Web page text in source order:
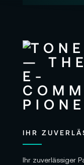
IHR
Ihr zuverlässiger